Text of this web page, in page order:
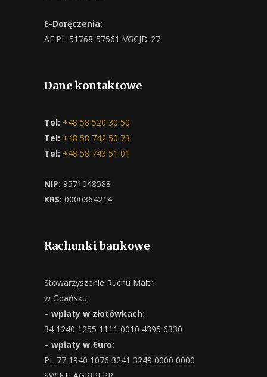
E-Doręczenia:
AE:PL-51768-57561-VGCJD-27
Dane kontaktowe
Tel: +48 58 520 30 50
Tel: +48 58 742 50 73
Tel: +48 58 743 51 01
NIP: 9571048588
KRS: 0000364214
Rachunki bankowe
Stowarzyszenie Ruchu Maitri
w Gdańsku
– wpłaty w złotówkach:
34 1240 1255 1111 0010 4395 6330
– wpłaty w €uro:
PL 77 1940 1076 3241 3249 0000 0000